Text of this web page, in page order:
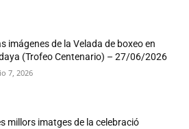
imágenes de la Velada de boxeo en
(Trofeo Centenario) – 27/06/2026
7, 2026
millors imatges de la celebració